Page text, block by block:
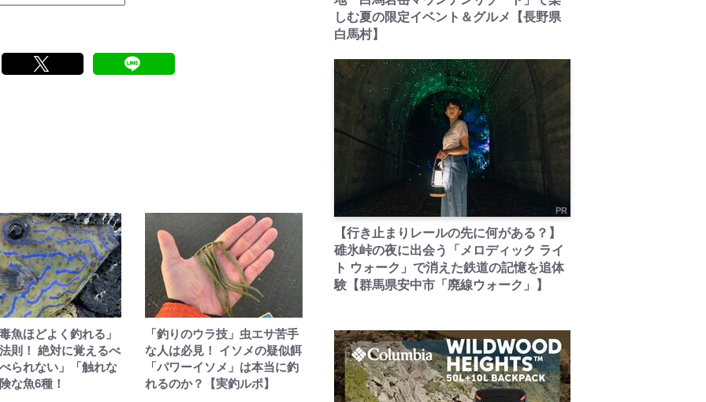
魚ほどよく釣れる」
則！ 絶対に覚えるべ
られない」「触れな
な魚6種！
「釣りのウラ技」虫エサ苦手
な人は必見！ イソメの疑似餌
「パワーイソメ」は本当に釣
れるのか？【実釣ルポ】
しむ夏の限定イベント＆グルメ【長野県
白馬村】
PR
【行き止まりレールの先に何がある？】
碓氷峠の夜に出会う「メロディック ライ
ト ウォーク」で消えた鉄道の記憶を追体
験【群馬県安中市「廃線ウォーク」】